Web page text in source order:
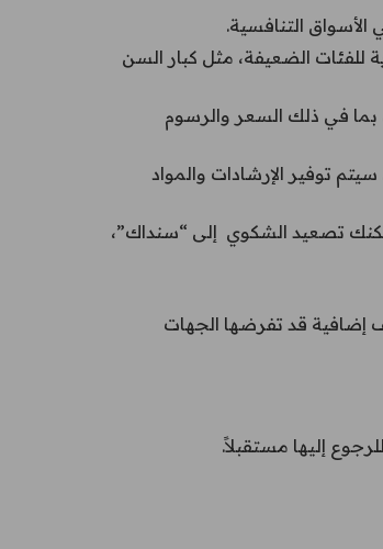
التنافسية.
للفئات الضعيفة، مثل كبار السن
في ذلك السعر والرسوم
توفير الإرشادات والمواد
تقصير في السلوك أو مشاكل في الخدمة. إذا لم تُحل شكواك خلال ٣٠ يومًا، يمكنك تصعيد الشكوي إلى “سنداك”،
قد تفرضها الجهات
إليها مستقبلاً.